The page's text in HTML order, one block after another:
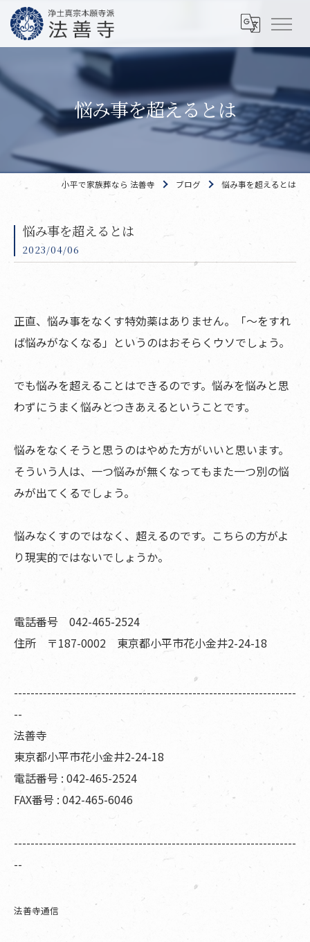
悩み事を超えるとは
小平で家族葬なら 法善寺 ブログ 悩み事を超えるとは
悩み事を超えるとは
2023/04/06
正直、悩み事をなくす特効薬はありません。「～をすれ
ば悩みがなくなる」というのはおそらくウソでしょう。
でも悩みを超えることはできるのです。悩みを悩みと思
わずにうまく悩みとつきあえるということです。
悩みをなくそうと思うのはやめた方がいいと思います。
そういう人は、一つ悩みが無くなってもまた一つ別の悩
みが出てくるでしょう。
悩みなくすのではなく、超えるのです。こちらの方がよ
り現実的ではないでしょうか。
電話番号 042-465-2524
住所 〒187-0002 東京都小平市花小金井2-24-18
--------------------------------------------------------------------
--
法善寺
東京都小平市花小金井2-24-18
電話番号 : 042-465-2524
FAX番号 : 042-465-6046
--------------------------------------------------------------------
--
法善寺通信